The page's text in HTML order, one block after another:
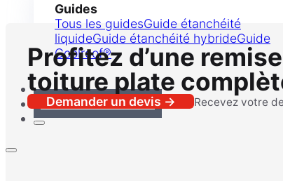
Guides
Tous les guidesGuide étanchéité
liquideGuide étanchéité hybrideGuide
Coolroof®
Contact
Demander un devis
Profitez d’une
toiture plate
Demander un devis → Recevez votre